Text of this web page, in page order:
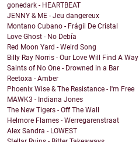
gonedark - HEARTBEAT
JENNY & ME - Jeu dangereux
Montano Cubano - Frágil De Cristal
Love Ghost - No Debía
Red Moon Yard - Weird Song
Billy Ray Norris - Our Love Will Find A Way
Saints of No One - Drowned in a Bar
Reetoxa - Amber
Phoenix Wise & The Resistance - I'm Free
MAWK3 - Indiana Jones
The New Tigers - Off The Wall
Helmore Flames - Werregarenstraat
Alex Sandra - LOWEST